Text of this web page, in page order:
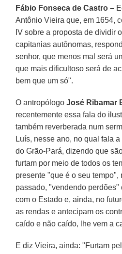
Fábio Fonseca de Castro –
Antônio Vieira que, em 1654,
IV sobre a proposta de dividir
capitanias autônomas,
senhor, que menos mal será
que mais dificultoso será de
bem que um só".
O antropólogoJosé Ribamar
recentemente essa fala do
também reverberada num
Luís, nesse ano, no qual fala
do Grão-Pará, dizendo que
furtam por meio de todos os
presente "que é o seu tempo",
passado, "vendendo
com o Estado e, ainda, no
as rendas e antecipam os
caído e não caído, lhe vem a
E diz Vieira, ainda: "Furtam